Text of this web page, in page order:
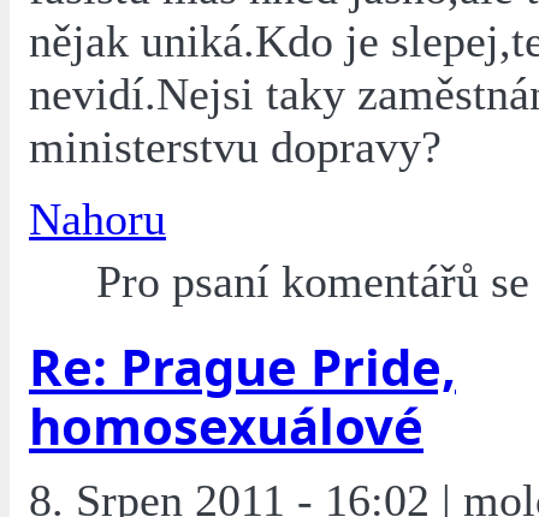
nějak uniká.Kdo je
nevidí.Nejsi taky
ministerstvu dopravy?
Nahoru
Pro psaní komentářů
Re: Prague Pride,
homosexuálové
8. Srpen 2011 - 16:02 |